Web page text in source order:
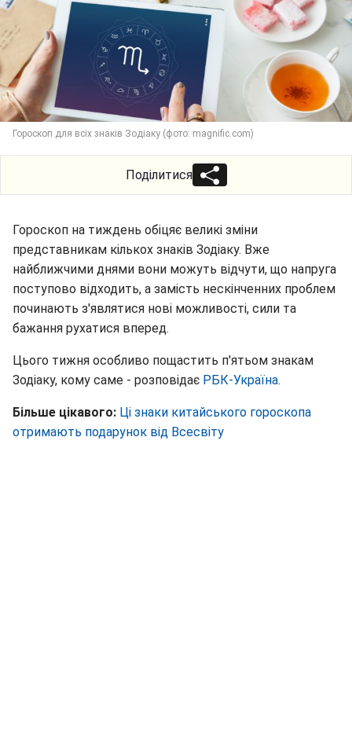
Гороскоп для всіх знаків Зодіаку (фото: magnific.com)
Поділитися
Гороскоп на тиждень обіцяє великі зміни
представникам кількох знаків Зодіаку. Вже
найближчими днями вони можуть відчути, що напруга
поступово відходить, а замість нескінченних проблем
починають з'являтися нові можливості, сили та
бажання рухатися вперед.
Цього тижня особливо пощастить п'ятьом знакам
Зодіаку, кому саме - розповідає РБК-Україна.
Більше цікавого: Ці знаки китайського гороскопа
отримають подарунок від Всесвіту